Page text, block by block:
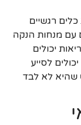
רגשיים
עם מנחות הנקה
יכולים
לסייע
שהיא לא לבד